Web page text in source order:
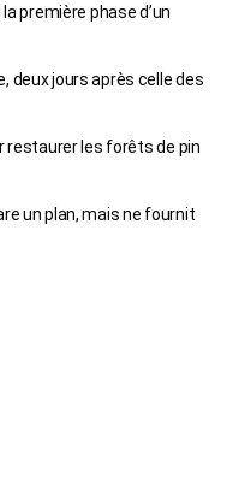
première phase d’un
deux jours après celle des
restaurer les forêts de pin
un plan, mais ne fournit